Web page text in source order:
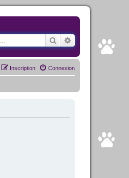
RechercherRecherche
Connexion
Inscription